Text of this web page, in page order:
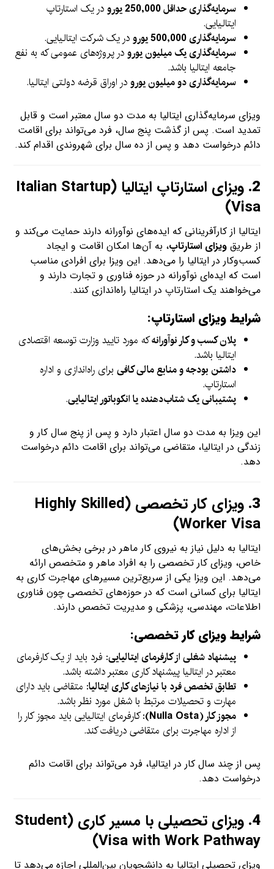
سرمایه‌گذاری حداقل 250,000 یورو
در یک استارتاپ
ایتالیایی.
سرمایه‌گذاری 500,000 یورو
در یک شرکت ایتالیایی.
سرمایه‌گذاری یک میلیون یورو در پروژه‌های عمومی که به نفع
جامعه ایتالیا باشد.
سرمایه‌گذاری دو میلیون یورو در اوراق قرضه دولتی ایتالیا.
ویزای سرمایه‌گذاری ایتالیا به مدت دو سال معتبر است و قابل
تمدید است. پس از گذشت پنج سال، فرد می‌تواند برای اقامت
دائم درخواست دهد و پس از ده سال برای شهروندی اقدام کند.
2.
ویزای استارتاپ ایتالیا (Italian Startup
Visa)
ایتالیا از کارآفرینانی که ایده‌های نوآورانه دارند حمایت می‌کند و
از طریقویزای استارتاپ، به آن‌ها امکان اقامت و ایجاد
کسب‌وکار در ایتالیا را می‌دهد. این ویزا برای افرادی مناسب
است که ایده‌ای نوآورانه در حوزه فناوری و تجارت دارند و
می‌خواهند یک استارتاپ در ایتالیا راه‌اندازی کنند.
شرایط ویزای استارتاپ:
پلان کسب و کار نوآورانهکه مورد تایید وزارت توسعه اقتصادی
ایتالیا باشد.
داشتن بودجه و منابع مالی کافی برای راه‌اندازی و اداره
استارتاپ.
پشتیبانی یک شتاب‌دهنده یا انکوباتور ایتالیایی.
این ویزا به مدت دو سال اعتبار دارد و پس از پنج سال کار و
زندگی در ایتالیا، متقاضی می‌تواند برای اقامت دائم درخواست
دهد.
3.
ویزای کار تخصصی (Highly Skilled
Worker Visa)
ایتالیا به دلیل نیاز به نیروی کار ماهر در برخی بخش‌های
خاص، ویزای کار تخصصی را به افراد ماهر و متخصص ارائه
می‌دهد. این ویزا یکی از سریع‌ترین مسیرهای مهاجرت کاری به
ایتالیا برای کسانی است که در حوزه‌های تخصصی چون فناوری
اطلاعات، مهندسی، پزشکی و مدیریت تخصص دارند.
شرایط ویزای کار تخصصی:
پیشنهاد شغلی از کارفرمای ایتالیایی: فرد باید از یک کارفرمای
معتبر در ایتالیا پیشنهاد کاری معتبر داشته باشد.
تطابق تخصص فرد با نیازهای کاری ایتالیا: متقاضی باید دارای
مهارت و تحصیلات مرتبط با شغل مورد نظر باشد.
مجوز کار (Nulla Osta)
: کارفرمای ایتالیایی باید مجوز کار را
از اداره مهاجرت برای متقاضی دریافت کند.
پس از چند سال کار در ایتالیا، فرد می‌تواند برای اقامت دائم
درخواست دهد.
4.
ویزای تحصیلی با مسیر کاری (Student
Visa with Work Pathway)
ویزای تحصیلی ایتالیا به دانشجویان بین‌المللی اجازه می‌دهد تا